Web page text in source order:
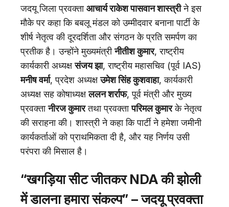
जदयू जिला प्रवक्ताआचार्य राकेश पासवान शास्त्रीने इस
मौके पर कहा कि बबलू मंडल को उम्मीदवार बनाना पार्टी के
शीर्ष नेतृत्व की दूरदर्शिता और संगठन के प्रति समर्पण का
प्रतीक है। उन्होंने मुख्यमंत्रीनीतीश कुमार, राष्ट्रीय
कार्यकारी अध्यक्षसंजय झा, राष्ट्रीय महासचिव (पूर्व IAS)
मनीष वर्मा, प्रदेश अध्यक्षउमेश सिंह कुशवाहा, कार्यकारी
अध्यक्ष सह कोषाध्यक्षललन शर्राफ, पूर्व मंत्री और मुख्य
प्रवक्तानीरज कुमारतथा प्रवक्तापरिमल कुमारके नेतृत्व
की सराहना की। शास्त्री ने कहा कि पार्टी ने हमेशा जमीनी
कार्यकर्ताओं को प्राथमिकता दी है, और यह निर्णय उसी
परंपरा की मिसाल है।
“खगड़िया सीट जीतकर NDA की झोली
में डालना हमारा संकल्प” – जदयू प्रवक्ता